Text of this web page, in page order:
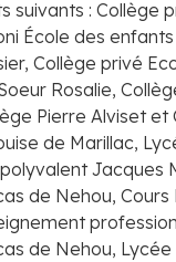
suivants : Collège
École des
Collège privé
Rosalie,
Pierre Alviset et
de Marillac,
Jacques
de Nehou, Cours
de Nehou, Lycée